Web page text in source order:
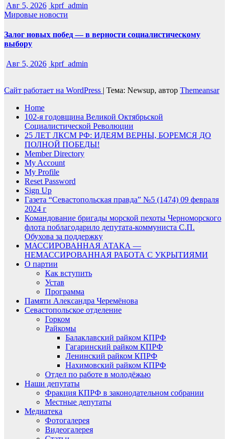
Авг 5, 2026 kprf_admin
Мировые новости
Залог новых побед — в верности социалистическому
выбору
Авг 5, 2026 kprf_admin
Сайт работает на WordPress | Тема: Newsup, автор Themeansar
Home
102-я годовщина Великой Октябрьской
Социалистической Революции
25 ЛЕТ ЛКСМ РФ: ИДЕЯМ ВЕРНЫ, БОРЕМСЯ ДО
ПОЛНОЙ ПОБЕДЫ!
Member Directory
My Account
My Profile
Reset Password
Sign Up
Газета “Севастопольская правда” №5 (1474) 09 февраля
2024 г
Командование бригады морской пехоты Черноморского
флота поблагодарило депутата-коммуниста С.П.
Обухова за поддержку
МАССИРОВАННАЯ АТАКА —
НЕМАССИРОВАННАЯ РАБОТА С УКРЫТИЯМИ
О партии
Как вступить
Устав
Программа
Памяти Александра Черемёнова
Севастопольское отделение
Горком
Райкомы
Балаклавский райком КПРФ
Гагаринский райком КПРФ
Ленинский райком КПРФ
Нахимовский райком КПРФ
Отдел по работе в молодёжью
Наши депутаты
Фракция КПРФ в законодательном собрании
Местные депутаты
Медиатека
Фотогалерея
Видеогалерея